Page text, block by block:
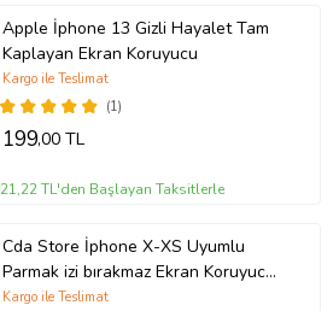
Apple İphone 13 Gizli Hayalet Tam
Kaplayan Ekran Koruyucu
(1)
Kargo ile Teslimat
199,00 TL
21,22 TL'den Başlayan Taksitlerle
Cda Store İphone X-XS Uyumlu
Parmak izi bırakmaz Ekran Koruyucu
Nano MAT Jelatin
Kargo ile Teslimat